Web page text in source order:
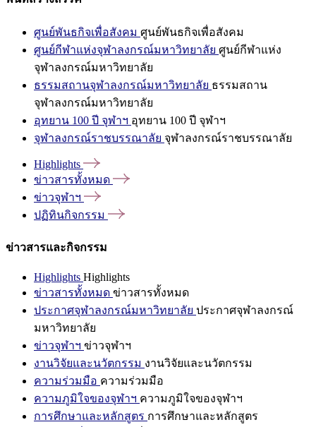
ศูนย์พันธกิจเพื่อสังคม ศูนย์พันธกิจเพื่อสังคม
ศูนย์กีฬาแห่งจุฬาลงกรณ์มหาวิทยาลัย ศูนย์กีฬาแห่ง
จุฬาลงกรณ์มหาวิทยาลัย
ธรรมสถานจุฬาลงกรณ์มหาวิทยาลัย ธรรมสถาน
จุฬาลงกรณ์มหาวิทยาลัย
อุทยาน 100 ปี จุฬาฯ อุทยาน 100 ปี จุฬาฯ
จุฬาลงกรณ์ราชบรรณาลัย จุฬาลงกรณ์ราชบรรณาลัย
Highlights
ข่าวสารทั้งหมด
ข่าวจุฬาฯ
ปฏิทินกิจกรรม
ข่าวสารและกิจกรรม
Highlights Highlights
ข่าวสารทั้งหมด ข่าวสารทั้งหมด
ประกาศจุฬาลงกรณ์มหาวิทยาลัย ประกาศจุฬาลงกรณ์
มหาวิทยาลัย
ข่าวจุฬาฯ ข่าวจุฬาฯ
งานวิจัยและนวัตกรรม งานวิจัยและนวัตกรรม
ความร่วมมือ ความร่วมมือ
ความภูมิใจของจุฬาฯ ความภูมิใจของจุฬาฯ
การศึกษาและหลักสูตร การศึกษาและหลักสูตร